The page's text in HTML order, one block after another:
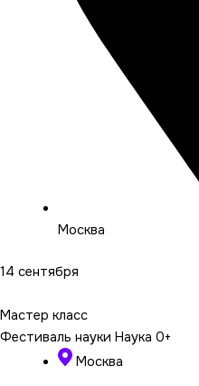
Москва
14 сентября
Мастер класс
Фестиваль науки Наука 0+
Москва